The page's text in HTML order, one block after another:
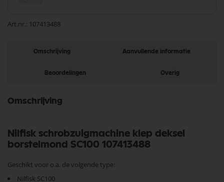
Art.nr. 107413488
Omschrijving Aanvullende informatie
Beoordelingen Overig
Omschrijving
Nilfisk schrobzuigmachine klep deksel
borstelmond SC100 107413488
Geschikt voor o.a. de volgende type:
Nilfisk SC100